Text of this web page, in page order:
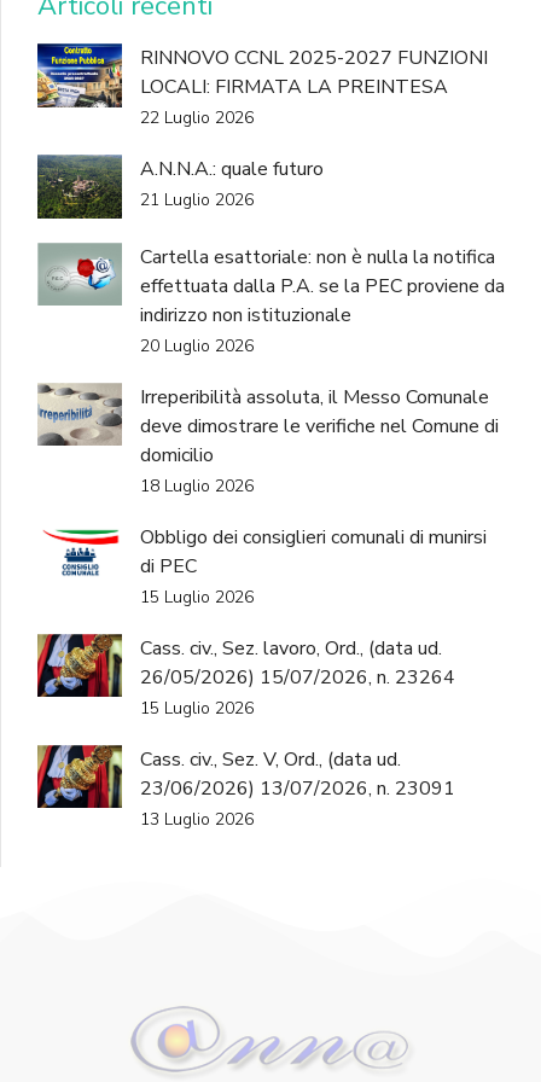
RINNOVO CCNL 2025-2027 FUNZIONI
LOCALI: FIRMATA LA PREINTESA
22 Luglio 2026
A.N.N.A.: quale futuro
21 Luglio 2026
Cartella esattoriale: non è nulla la notifica
effettuata dalla P.A. se la PEC proviene da
indirizzo non istituzionale
20 Luglio 2026
Irreperibilità assoluta, il Messo Comunale
deve dimostrare le verifiche nel Comune di
domicilio
18 Luglio 2026
Obbligo dei consiglieri comunali di munirsi
di PEC
15 Luglio 2026
Cass. civ., Sez. lavoro, Ord., (data ud.
26/05/2026) 15/07/2026, n. 23264
15 Luglio 2026
Cass. civ., Sez. V, Ord., (data ud.
23/06/2026) 13/07/2026, n. 23091
13 Luglio 2026